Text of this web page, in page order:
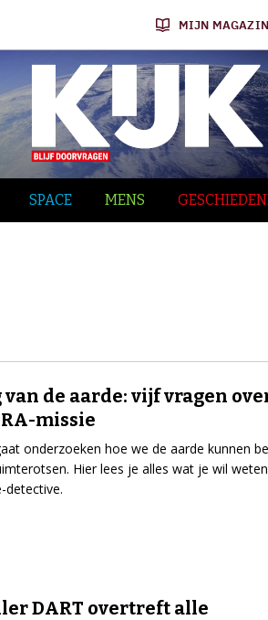
MIJN
SPACE MENS
de aarde: vijf vragen
missie
onderzoeken hoe we de aarde kunnen
Hier lees je alles wat je wil
detective.
DART overtreft alle